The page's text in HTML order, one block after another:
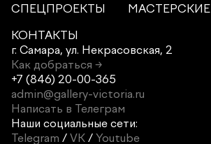
СПЕЦПРОЕКТЫ
МАСТЕРСКИЕ
КОНТАКТЫ
г. Самара, ул. Некрасовская, 2
Как добраться →
+7 (846) 20-00-365
admin@gallery-victoria.ru
Написать в Телеграм
Наши социальные сети:
Telegram / VK / Youtube